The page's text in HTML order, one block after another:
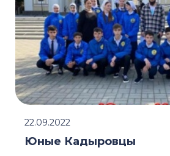
Юные Кадыровцы
22.09.2022